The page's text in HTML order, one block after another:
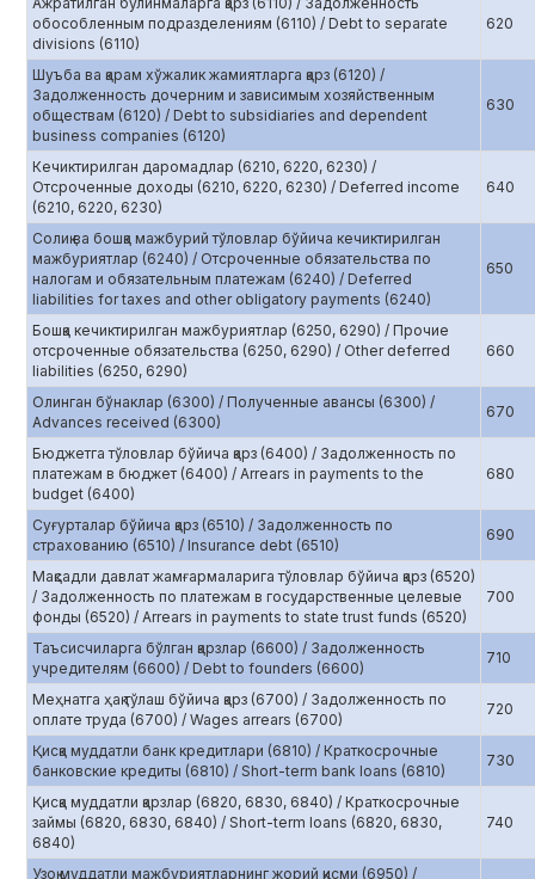
обособленным подразделениям (6110) / Debt to separate
divisions (6110)
620
Шуъба ва қарам хўжалик жамиятларга қарз (6120) /
Задолженность дочерним и зависимым хозяйственным
обществам (6120) / Debt to subsidiaries and dependent
business companies (6120)
630
Кечиктирилган даромадлар (6210, 6220, 6230) /
Отсроченные доходы (6210, 6220, 6230) / Deferred income
(6210, 6220, 6230)
640
Солиқ ва бошқа мажбурий тўловлар бўйича кечиктирилган
мажбуриятлар (6240) / Отсроченные обязательства по
налогам и обязательным платежам (6240) / Deferred
liabilities for taxes and other obligatory payments (6240)
650
Бошқа кечиктирилган мажбуриятлар (6250, 6290) / Прочие
отсроченные обязательства (6250, 6290) / Other deferred
liabilities (6250, 6290)
660
Олинган бўнаклар (6300) / Полученные авансы (6300) /
Advances received (6300)
670
Бюджетга тўловлар бўйича қарз (6400) / Задолженность по
платежам в бюджет (6400) / Arrears in payments to the
budget (6400)
680
Суғурталар бўйича қарз (6510) / Задолженность по
страхованию (6510) / Insurance debt (6510)
690
Мақсадли давлат жамғармаларига тўловлар бўйича қарз (6520)
/ Задолженность по платежам в государственные целевые
фонды (6520) / Arrears in payments to state trust funds (6520)
700
Таъсисчиларга бўлган қарзлар (6600) / Задолженность
учредителям (6600) / Debt to founders (6600)
710
Меҳнатга ҳақ тўлаш бўйича қарз (6700) / Задолженность по
оплате труда (6700) / Wages arrears (6700)
720
Қисқа муддатли банк кредитлари (6810) / Краткосрочные
банковские кредиты (6810) / Short-term bank loans (6810)
730
Қисқа муддатли қарзлар (6820, 6830, 6840) / Краткосрочные
займы (6820, 6830, 6840) / Short-term loans (6820, 6830,
6840)
740
Узоқ муддатли мажбуриятларнинг жорий қисми (6950) /